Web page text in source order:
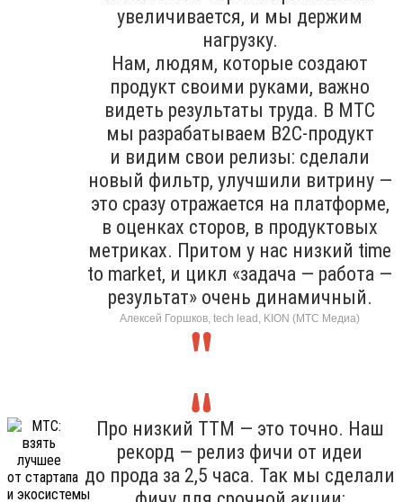
увеличивается, и мы держим
нагрузку.
Нам, людям, которые создают
продукт своими руками, важно
видеть результаты труда. В МТС
мы разрабатываем B2C-продукт
и видим свои релизы: сделали
новый фильтр, улучшили витрину —
это сразу отражается на платформе,
в оценках сторов, в продуктовых
метриках. Притом у нас низкий time
to market, и цикл «задача — работа —
результат» очень динамичный.
Алексей Горшков, tech lead, KION (МТС Медиа)
Про низкий TTM — это точно. Наш
рекорд — релиз фичи от идеи
до прода за 2,5 часа. Так мы сделали